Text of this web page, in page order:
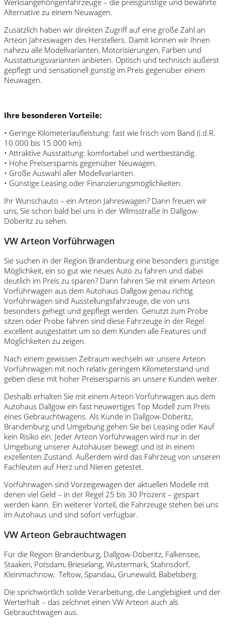
Werksangehörigenfahrzeuge – die preisgünstige und bewährte
Alternative zu einem Neuwagen.
Zusätzlich haben wir direkten Zugriff auf eine große Zahl an
Arteon Jahreswagen des Herstellers. Damit können wir Ihnen
nahezu alle Modellvarianten, Motorisierungen, Farben und
Ausstattungsvarianten anbieten. Optisch und technisch äußerst
gepflegt und sensationell günstig im Preis gegenüber einem
Neuwagen.
Ihre besonderen Vorteile:
• Geringe Kilometerlaufleistung: fast wie frisch vom Band (i.d.R.
10.000 bis 15.000 km).
• Attraktive Ausstattung: komfortabel und wertbeständig.
• Hohe Preisersparnis gegenüber Neuwagen.
• Große Auswahl aller Modellvarianten.
• Günstige Leasing oder Finanzierungsmöglichkeiten.
Ihr Wunschauto – ein Arteon Jahreswagen? Dann freuen wir
uns, Sie schon bald bei uns in der Wilmsstraße in Dallgow-
Döberitz zu sehen.
VW Arteon Vorführwagen
Sie suchen in der Region Brandenburg eine besonders günstige
Möglichkeit, ein so gut wie neues Auto zu fahren und dabei
deutlich im Preis zu sparen? Dann fahren Sie mit einem Arteon
Vorführwagen aus dem Autohaus Dallgow genau richtig.
Vorführwagen sind Ausstellungsfahrzeuge, die von uns
besonders gehegt und gepflegt werden. Genutzt zum Probe
sitzen oder Probe fahren sind diese Fahrzeuge in der Regel
excellent ausgestattet um so dem Kunden alle Features und
Möglichkeiten zu zeigen.
Nach einem gewissen Zeitraum wechseln wir unsere Arteon
Vorführwagen mit noch relativ geringem Kilometerstand und
geben diese mit hoher Preisersparnis an unsere Kunden weiter.
Deshalb erhalten Sie mit einem Arteon Vorführwagen aus dem
Autohaus Dallgow ein fast neuwertiges Top Modell zum Preis
eines Gebrauchtwagens. Als Kunde in Dallgow-Döberitz,
Brandenburg und Umgebung gehen Sie bei Leasing oder Kauf
kein Risiko ein. Jeder Arteon Vorführwagen wird nur in der
Umgebung unserer Autohäuser bewegt und ist in einem
exzellenten Zustand. Außerdem wird das Fahrzeug von unseren
Fachleuten auf Herz und Nieren getestet.
Vorführwagen sind Vorzeigewagen der aktuellen Modelle mit
denen viel Geld – in der Regel 25 bis 30 Prozent – gespart
werden kann. Ein weiterer Vorteil, die Fahrzeuge stehen bei uns
im Autohaus und sind sofort verfügbar.
VW Arteon Gebrauchtwagen
Für die Region Brandenburg, Dallgow-Döberitz, Falkensee,
Staaken, Potsdam, Brieselang, Wustermark, Stahnsdorf,
Kleinmachnow, Teltow, Spandau, Grunewald, Babelsberg.
Die sprichwörtlich solide Verarbeitung, die Langlebigkeit und der
Werterhalt – das zeichnet einen VW Arteon auch als
Gebrauchtwagen aus.